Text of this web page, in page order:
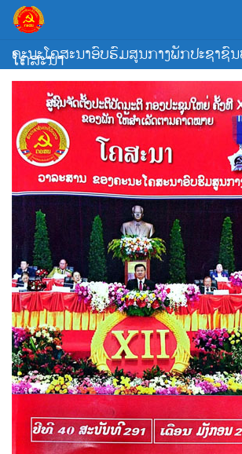
Skip
content
ຄະນະໂຄສະນາອົບຮົມສູນກາງພັກປະຊາຊົ
ໂຄສະນາ